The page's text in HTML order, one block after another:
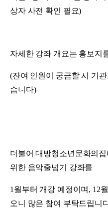
상자 사전 확인 필요)
자세한 강좌 개요는 홍보지
(잔여 인원이 궁금할 시 기
습니다)
더불어대방청소년문화의
위한 음악줄넘기 강좌를
1월부터 개강 예정이며, 12
오니 많은 참여 부탁드립니